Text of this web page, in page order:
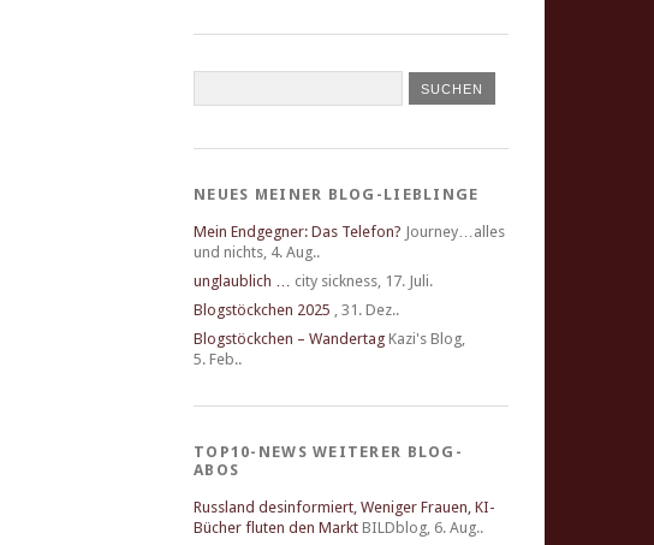
NEUES MEINER BLOG-LIEBLINGE
Mein Endgegner: Das Telefon? Journey…alles
und nichts, 4. Aug..
unglaublich … city sickness, 17. Juli.
Blogstöckchen 2025 , 31. Dez..
Blogstöckchen – Wandertag Kazi's Blog,
5. Feb..
TOP10-NEWS WEITERER BLOG-
ABOS
Russland desinformiert, Weniger Frauen, KI-
Bücher fluten den Markt BILDblog, 6. Aug..